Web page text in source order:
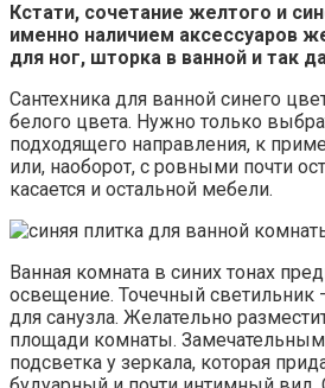
Кстати, сочетание желтого и
именно наличием аксессуаров
для ног, шторка в ванной и так
Сантехника для ванной синего
белого цвета. Нужно только
подходящего направления, к
или, наоборот, с ровными почти
касается и остальной мебели.
Ванная комната в синих тонах
освещение. Точечный
для санузла. Желательно
площади комнаты.
подсветка у зеркала, которая